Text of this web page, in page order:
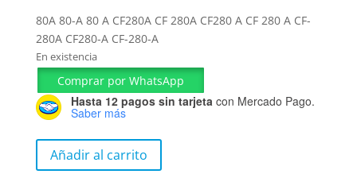
80A 80-A 80 A CF280A CF 280A CF280 A CF 280 A CF-
280A CF280-A CF-280-A
En existencia
Comprar por WhatsApp
Hasta 12 pagos sin tarjeta con Mercado Pago.
Saber más
Tóner
Hp
Añadir al carrito